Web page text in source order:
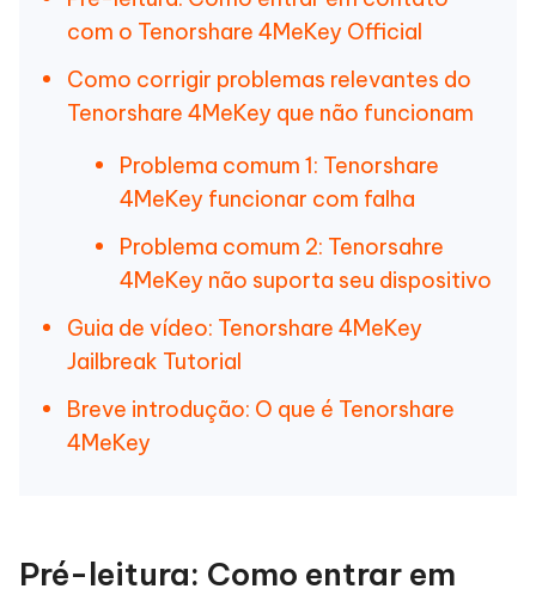
com o Tenorshare 4MeKey Official
Como corrigir problemas relevantes do
Tenorshare 4MeKey que não funcionam
Problema comum 1: Tenorshare
4MeKey funcionar com falha
Problema comum 2: Tenorsahre
4MeKey não suporta seu dispositivo
Guia de vídeo: Tenorshare 4MeKey
Jailbreak Tutorial
Breve introdução: O que é Tenorshare
4MeKey
Pré-leitura: Como entrar em